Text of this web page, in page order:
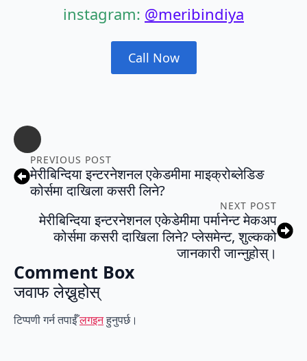
instagram: @meribindiya
Call Now
PREVIOUS POST
मेरीबिन्दिया इन्टरनेशनल एकेडमीमा माइक्रोब्लेडिङ
कोर्समा दाखिला कसरी लिने?
NEXT POST
मेरीबिन्दिया इन्टरनेशनल एकेडेमीमा पर्मानेन्ट मेकअप
कोर्समा कसरी दाखिला लिने? प्लेसमेन्ट, शुल्कको
जानकारी जान्नुहोस्।
Comment Box
जवाफ लेख्नुहोस्
टिप्पणी गर्न तपाईँलगइनहुनुपर्छ।